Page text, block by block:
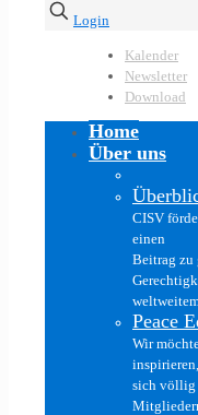
Login
Kalender
Newsletter
Download
Home
Über uns
CISV
einen
Beitrag zu
Peace
Wir
inspirieren,
sich